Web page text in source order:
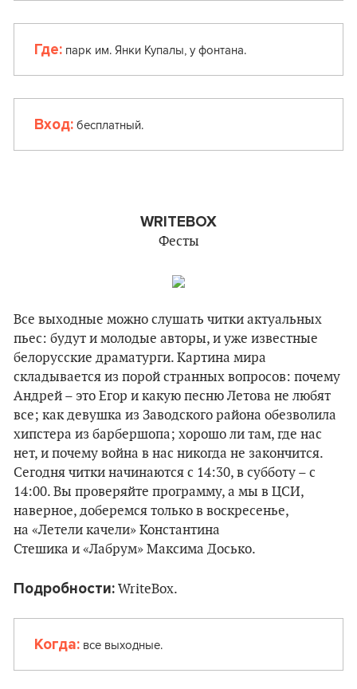
Где: парк им. Янки Купалы, у фонтана.
Вход:бесплатный.
WRITEBOX
Фесты
Все выходные можно слушать читки актуальных
пьес: будут и молодые авторы, и уже известные
белорусские драматурги. Картина мира
складывается из порой странных вопросов: почему
Андрей – это Егор и какую песню Летова не любят
все; как девушка из Заводского района обезволила
хипстера из барбершопа; хорошо ли там, где нас
нет, и почему война в нас никогда не закончится.
Сегодня читки начинаются с 14:30, в субботу – с
14:00. Вы проверяйте программу, а мы в ЦСИ,
наверное, доберемся только в воскресенье,
на «Летели качели» Константина
Стешика и «Лабрум» Максима Досько.
Подробности: WriteBox.
Когда: все выходные.